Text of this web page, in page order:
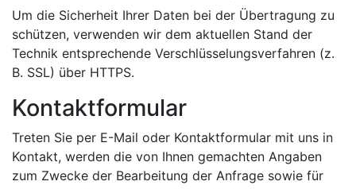
Um die Sicherheit Ihrer Daten bei der Übertragung zu
schützen, verwenden wir dem aktuellen Stand der
Technik entsprechende Verschlüsselungsverfahren (z.
B. SSL) über HTTPS.
Kontaktformular
Treten Sie per E-Mail oder Kontaktformular mit uns in
Kontakt, werden die von Ihnen gemachten Angaben
zum Zwecke der Bearbeitung der Anfrage sowie für